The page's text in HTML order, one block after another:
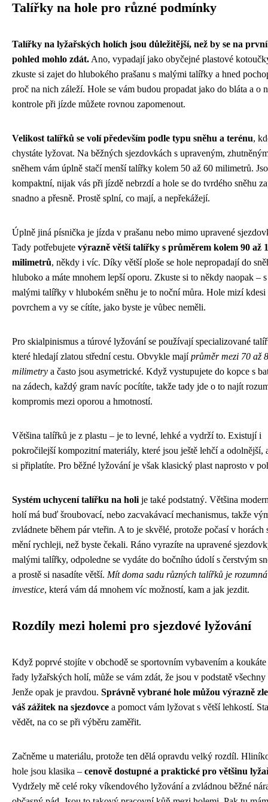
Talířky na hole pro různé podmínky
Talířky na lyžařských holích jsou důležitější, než by se na první
pohled mohlo zdát. Ano, vypadají jako obyčejné plastové
zkuste si zajet do hlubokého prašanu s malými talířky a hned
proč na nich záleží. Hole se vám budou propadat jako do bláta a o
kontrole při jízde můžete rovnou zapomenout.
Velikost talířků se volí především podle typu sněhu a terénu,
chystáte lyžovat. Na běžných sjezdovkách s upraveným,
sněhem vám úplně stačí menší talířky kolem 50 až 60 milimetrů.
kompaktní, nijak vás při jízdě nebrzdí a hole se do tvrdého sněhu
snadno a přesně. Prostě splní, co mají, a nepřekážejí.
Úplně jiná písnička je jízda v prašanu nebo mimo upravené
Tady potřebujete výrazně větší talířky s průměrem kolem 90 až
milimetrů, někdy i víc. Díky větší ploše se hole nepropadají do
hluboko a máte mnohem lepší oporu. Zkuste si to někdy naopak – s
malými talířky v hlubokém sněhu je to noční můra. Hole mizí kdesi
povrchem a vy se cítíte, jako byste je vůbec neměli.
Pro skialpinismus a túrové lyžování se používají specializované
které hledají zlatou střední cestu. Obvykle majíprůměr mezi 70 až
milimetry a často jsou asymetrické. Když vystupujete do kopce s
na zádech, každý gram navíc pocítíte, takže tady jde o to najít
kompromis mezi oporou a hmotností.
Většina talířků je z plastu – je to levné, lehké a vydrží to. Existují i
pokročilejší kompozitní materiály, které jsou ještě lehčí a odolnější,
si připlatíte. Pro běžné lyžování je však klasický plast naprosto v
Systém uchycení talířku na holi je také podstatný. Většina
holí má buď šroubovací, nebo zacvakávací mechanismus, takže
zvládnete během pár vteřin. A to je skvělé, protože počasí v horách
mění rychleji, než byste čekali. Ráno vyrazíte na upravené
malými talířky, odpoledne se vydáte do bočního údolí s čerstvým
a prostě si nasadíte větší. Mít doma sadu různých talířků je rozumná
investice, která vám dá mnohem víc možností, kam a jak jezdit.
Rozdíly mezi holemi pro sjezdové lyžování
Když poprvé stojíte v obchodě se sportovním vybavením a koukáte
řady lyžařských holí, může se vám zdát, že jsou v podstatě všechny
Jenže opak je pravdou. Správně vybrané hole můžou výrazně
váš zážitek na sjezdovce a pomoct vám lyžovat s větší lehkostí.
vědět, na co se při výběru zaměřit.
Začněme u materiálu, protože ten dělá opravdu velký rozdíl.
hole jsou klasika – cenově dostupné a praktické pro většinu
Vydržely mě celé roky víkendového lyžování a zvládnou běžné